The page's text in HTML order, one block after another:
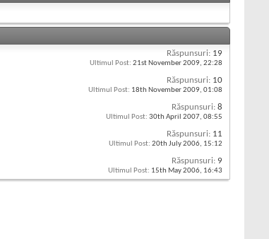
Răspunsuri: 19
Ultimul Post: 21st November 2009, 22:28
Răspunsuri: 10
Ultimul Post: 18th November 2009, 01:08
Răspunsuri: 8
Ultimul Post: 30th April 2007, 08:55
Răspunsuri: 11
Ultimul Post: 20th July 2006, 15:12
Răspunsuri: 9
Ultimul Post: 15th May 2006, 16:43